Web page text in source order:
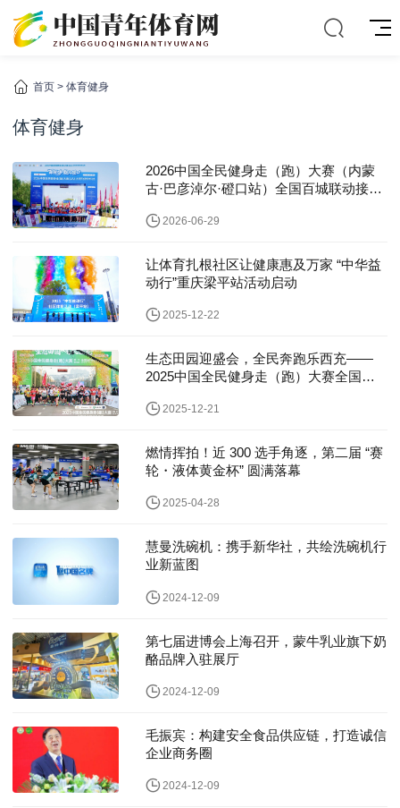
首页 > 体育健身
体育健身
2026中国全民健身走（跑）大赛（内蒙
古·巴彦淖尔·磴口站）全国百城联动接力
2026-06-29
让体育扎根社区让健康惠及万家 “中华益
动行”重庆梁平站活动启动
2025-12-22
生态田园迎盛会，全民奔跑乐西充——
2025中国全民健身走（跑）大赛全国城
2025-12-21
燃情挥拍！近 300 选手角逐，第二届 “赛
轮・液体黄金杯” 圆满落幕
2025-04-28
慧曼洗碗机：携手新华社，共绘洗碗机行
业新蓝图
2024-12-09
第七届进博会上海召开，蒙牛乳业旗下奶
酪品牌入驻展厅
2024-12-09
毛振宾：构建安全食品供应链，打造诚信
企业商务圈
2024-12-09